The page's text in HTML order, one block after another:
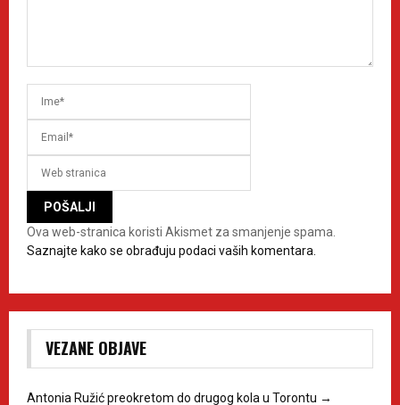
Ova web-stranica koristi Akismet za smanjenje spama.
Saznajte kako se obrađuju podaci vaših komentara.
VEZANE OBJAVE
Antonia Ružić preokretom do drugog kola u Torontu →